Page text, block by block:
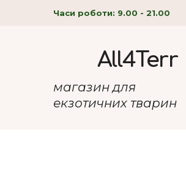
Часи роботи: 9.00 - 21.00
All4Terr
магазин для
екзотичних тварин